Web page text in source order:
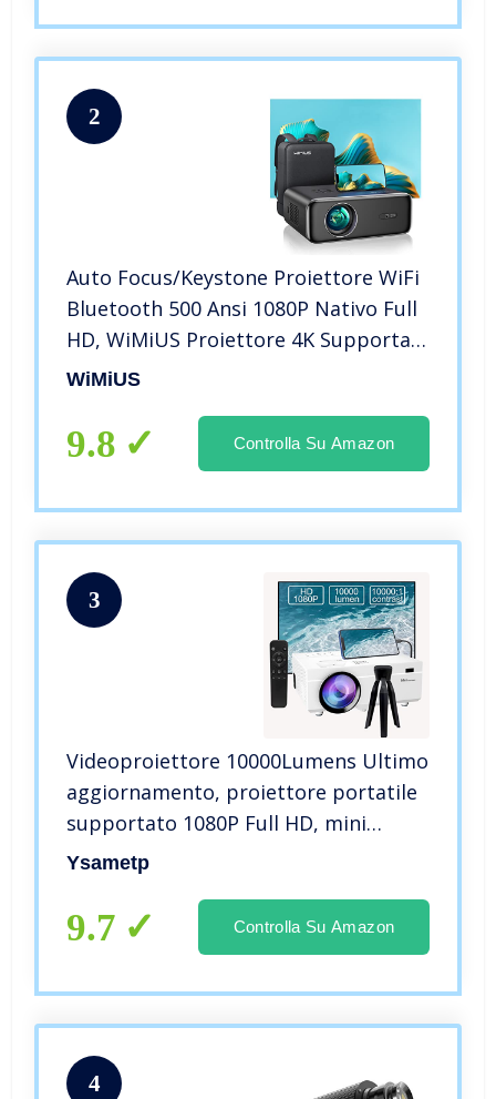
2
Auto Focus/Keystone Proiettore WiFi
Bluetooth 500 Ansi 1080P Nativo Full
HD, WiMiUS Proiettore 4K Supporta
con Funzione Zoom Videoproiettore
Stick/PS5 HDMI AV USB
WiMiUS
9.8 Controlla Su Amazon
3
Videoproiettore 10000Lumens Ultimo
aggiornamento, proiettore portatile
supportato 1080P Full HD, mini
proiettore cinematografico
Smartphone HDMI USB AV
Ysametp
9.7 Controlla Su Amazon
4